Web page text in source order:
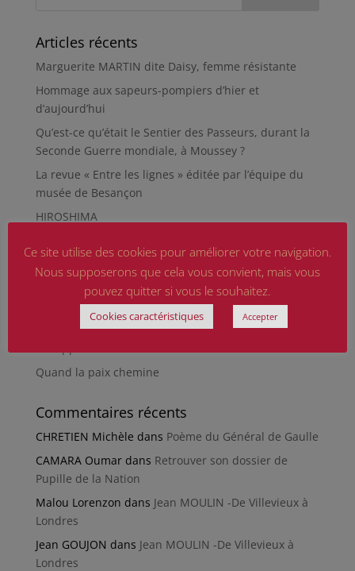
Articles récents
Marguerite MARTIN dite Daisy, femme résistante
Hommage aux sapeurs-pompiers d’hier et
d’aujourd’hui
Qu’est-ce qu’était le Sentier des Passeurs, durant la
Seconde Guerre mondiale, à Moussey ?
La revue « Entre les lignes » éditée par l’équipe du
musée de Besançon
HIROSHIMA
Futur Mur des noms des victimes de la Seconde
Guerre mondiale
RÉPARER LES OMISSIONS SUR LES MONUMENTS AUX
Quand la paix chemine
Commentaires récents
CHRETIEN Michèle dans Poème du Général de Gaulle
CAMARA Oumardans Retrouver son dossier de
Pupille de la Nation
Malou Lorenzon dans Jean MOULIN -De Villevieux à
Londres
Jean GOUJON dans Jean MOULIN -De Villevieux à
Londres
Ce site utilise des cookies pour améliorer votre navigation.
Nous supposerons que cela vous convient, mais vous
pouvez quitter si vous le souhaitez.
Cookies caractéristiques Accepter